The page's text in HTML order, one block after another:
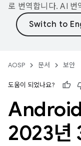
로 번역합니다. AI 번
AOSP 문서 보안
도움이 되었나요?
2023년